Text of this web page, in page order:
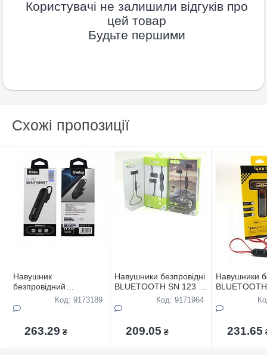
Користувачі не залишили відгуків про
цей товар
Будьте першими
Схожі пропозиції
Навушник
безпровiдний
BLUETOOTH В
КОРОБЦI Inkax BL-12
Код: 9173189
263.29 ₴
Навушники безпровiднi
BLUETOOTH SN 123 В
Код: 9171964
209.05 ₴
Навушники
КОРОБЦI
231.65